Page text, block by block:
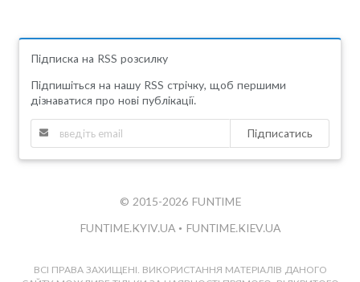
Підписка на RSS розсилку
Підпишіться на нашу RSS стрічку, щоб першими
дізнаватися про нові публікації.
Підписатись
© 2015-2026 FUNTIME
FUNTIME.KYIV.UA • FUNTIME.KIEV.UA
ВСІ ПРАВА ЗАХИЩЕНІ. ВИКОРИСТАННЯ МАТЕРІАЛІВ ДАНОГО